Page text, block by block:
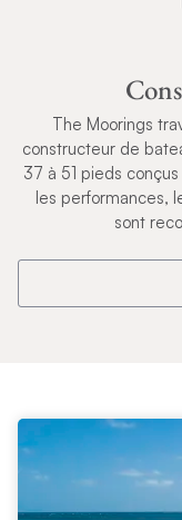
The Moorings
constructeur de
37 à 51 pieds
les performances,
sont